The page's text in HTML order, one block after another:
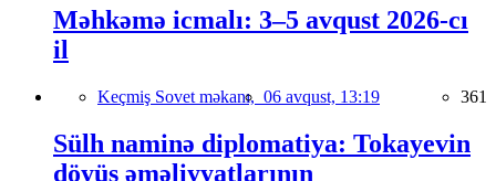
Məhkəmə icmalı: 3–5 avqust 2026-cı
il
Keçmiş Sovet məkanı, 06 avqust, 13:19 361
Sülh naminə diplomatiya: Tokayevin
döyüş əməliyyatlarının